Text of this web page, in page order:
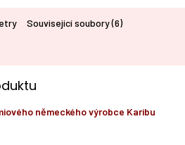
Související soubory (6)
německého výrobce Karibu